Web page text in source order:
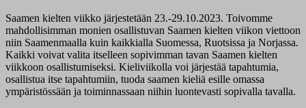
Saamen kielten viikko järjestetään 23.-29.10.2023. Toivomme
mahdollisimman monien osallistuvan Saamen kielten viikon viettoon
niin Saamenmaalla kuin kaikkialla Suomessa, Ruotsissa ja Norjassa.
Kaikki voivat valita itselleen sopivimman tavan Saamen kielten
viikkoon osallistumiseksi. Kieliviikolla voi järjestää tapahtumia,
osallistua itse tapahtumiin, tuoda saamen kieliä esille omassa
ympäristössään ja toiminnassaan niihin luontevasti sopivalla tavalla.